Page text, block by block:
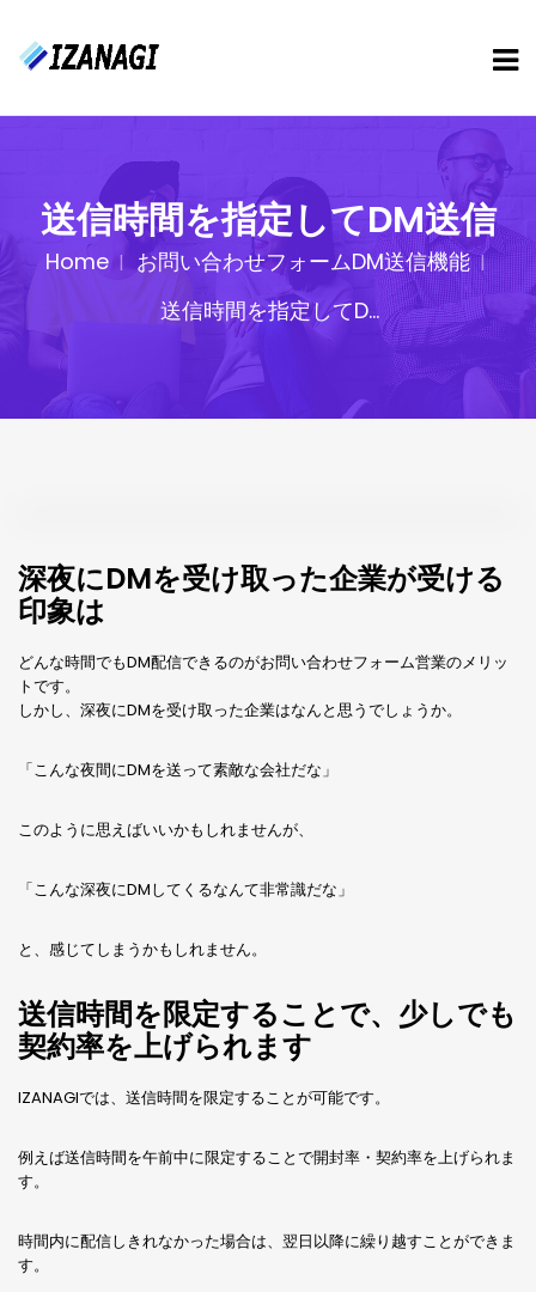
送信時間を指定してDM送信
Home
お問い合わせフォームDM送信機能
送信時間を指定してD...
深夜にDMを受け取った企業が受ける
印象は
どんな時間でもDM配信できるのがお問い合わせフォーム営業のメリッ
トです。
しかし、深夜にDMを受け取った企業はなんと思うでしょうか。
「こんな夜間にDMを送って素敵な会社だな」
このように思えばいいかもしれませんが、
「こんな深夜にDMしてくるなんて非常識だな」
と、感じてしまうかもしれません。
送信時間を限定することで、少しでも
契約率を上げられます
IZANAGIでは、送信時間を限定することが可能です。
例えば送信時間を午前中に限定することで開封率・契約率を上げられま
す。
時間内に配信しきれなかった場合は、翌日以降に繰り越すことができま
す。